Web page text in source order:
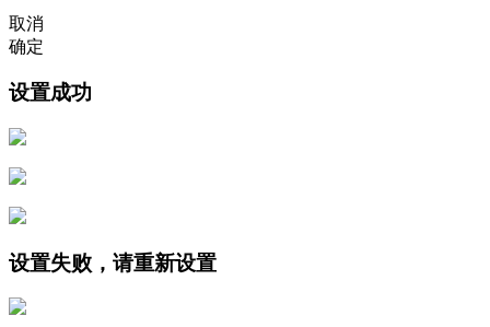
取消
确定
设置成功
设置失败，请重新设置